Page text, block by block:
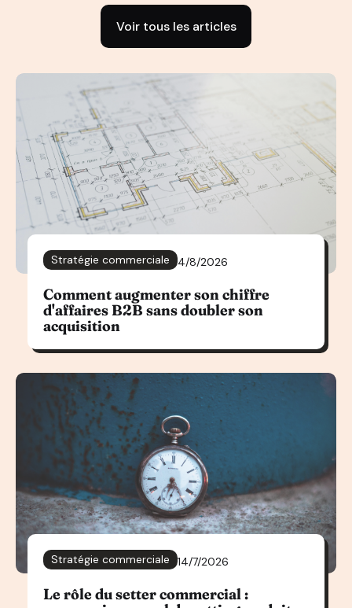
Voir tous les articles
Stratégie commerciale 4/8/2026
Comment augmenter son chiffre
d'affaires B2B sans doubler son
acquisition
Stratégie commerciale 14/7/2026
Le rôle du setter commercial :